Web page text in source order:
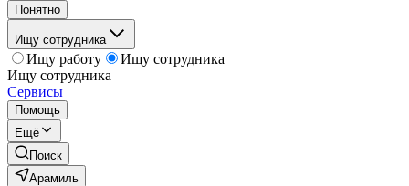
Понятно
Ищу сотрудника
Ищу работу
Ищу сотрудника
Ищу сотрудника
Сервисы
Помощь
Ещё
Поиск
Арамиль